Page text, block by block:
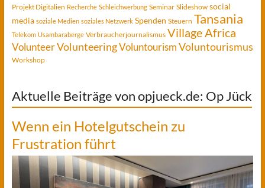
Projekt Digitalien Recherche Schleichwerbung Seminar Slideshow social
media soziale Medien soziales Netzwerk Spenden Steuern Tansania
Telekom Usambaraberge Verbraucherjournalismus Village Africa
VolunteerVolunteeringVoluntourismVoluntourismus
Workshop
Aktuelle Beiträge von opjueck.de: Op Jück
Wenn ein Hotelgutschein zu
Frustration führt